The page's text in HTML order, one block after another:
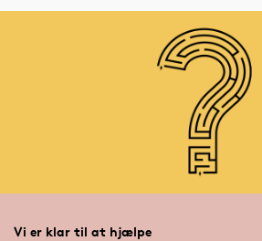
Vi er klar til at hjælpe